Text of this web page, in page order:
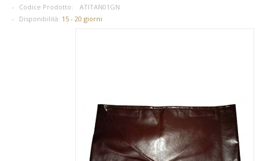
DONNA
Codice Prodotto:
ATITAN01GN
Disponibilità: 15 - 20 giorni